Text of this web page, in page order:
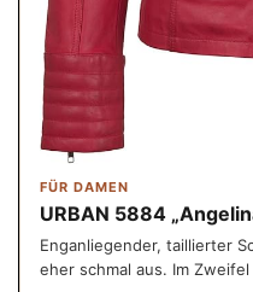
FÜR DAMEN
URBAN 5884
Enganliegender, taillierter
eher schmal aus. Im